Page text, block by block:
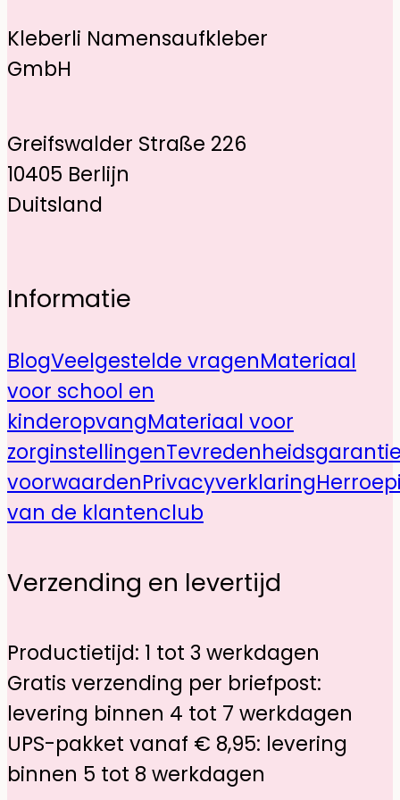
Kleberli Namensaufkleber
GmbH
Greifswalder Straße 226
10405 Berlijn
Duitsland
Informatie
BlogVeelgestelde vragenMateriaal
voor school en
kinderopvangMateriaal voor
zorginstellingen
voorwaardenPrivacyverklaring
van de klantenclub
Verzending en levertijd
Productietijd: 1 tot 3 werkdagen
Gratis verzending per briefpost:
levering binnen 4 tot 7 werkdagen
UPS-pakket vanaf € 8,95: levering
binnen 5 tot 8 werkdagen